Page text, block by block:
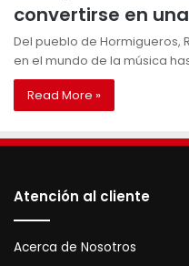
convertirse en
Del pueblo de Hormigueros,
en el mundo de la música
Read More »
Atención al cliente
Acerca de Nosotros